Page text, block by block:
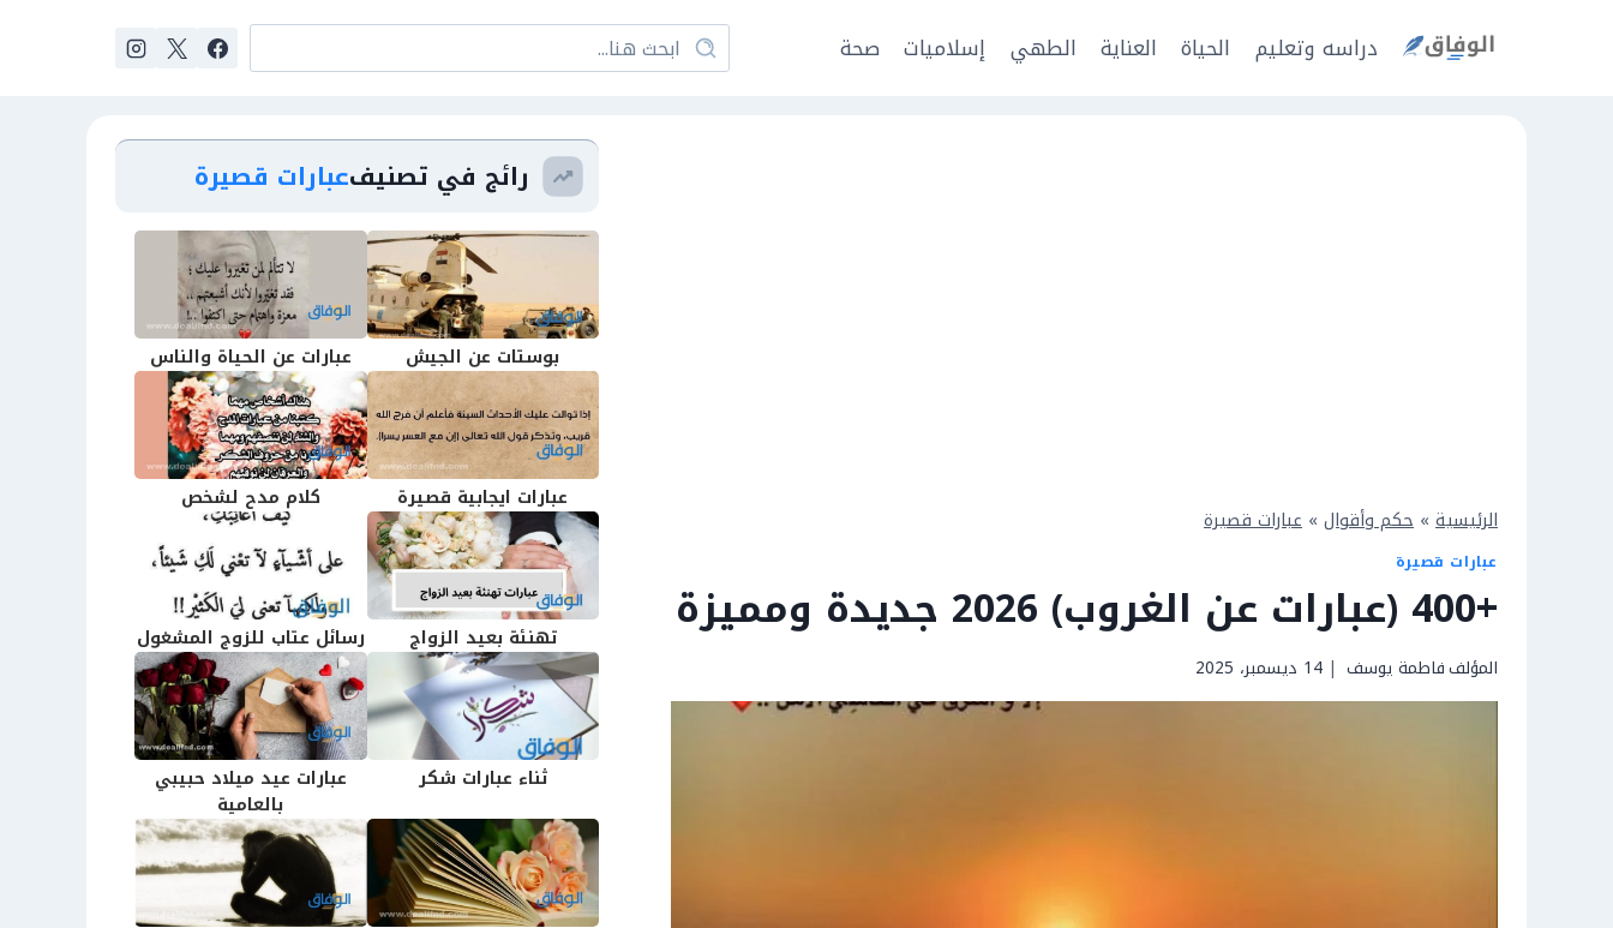
دراسه وتعليم الحياة العناية الطهي إسلاميات صحة
الرئيسية » حكم وأقوال » عبارات قصيرة
عبارات قصيرة
+400 (عبارات عن الغروب) 2026 جديدة ومميزة
المؤلففاطمة يوسف 14 ديسمبر، 2025
رائج في تصنيفعبارات قصيرة
بوستات عن الجيش عبارات عن الحياة والناس
عبارات ايجابية قصيرة كلام مدح لشخص
تهنئة بعيد الزواج رسائل عتاب للزوج المشغول
ثناء عبارات شكر
عبارات عيد ميلاد حبيبي
بالعامية